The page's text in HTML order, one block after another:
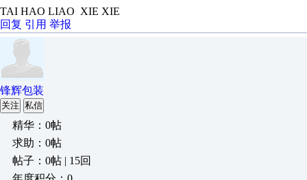
TAI HAO LIAO XIE XIE
回复 引用 举报
锋辉包装
关注 私信
精华：0帖
求助：0帖
帖子：0帖 | 15回